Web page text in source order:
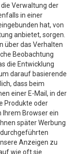
Verwaltung der
in einer
hat, von
anbietet, sorgen.
über das Verhalten
Beobachtung
die Entwicklung
darauf basierende
dass beim
einer E-Mail, in der
Produkte oder
Browser ein
später Werbung
Anzeigen zu
wie oft sie